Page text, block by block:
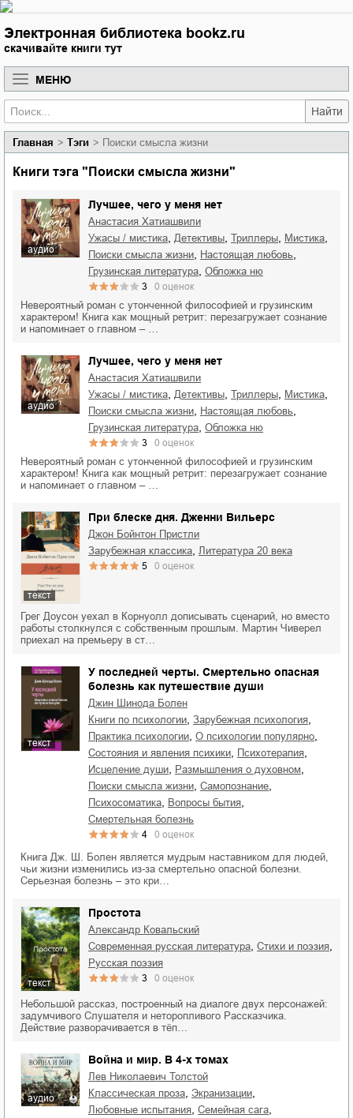
Электронная библиотека bookz.ru
скачивайте книги тут
МЕНЮ
Найти
Главная Тэги Поиски смысла жизни
Книги тэга "Поиски смысла жизни"
аудио
Лучшее, чего у меня нет
Анастасия Хатиашвили
ужасы / мистика
детективы триллеры мистика
поиски смысла жизни настоящая любовь
грузинская литература обложка ню
3 0 оценок
Невероятный роман с утонченной философией и грузинским
характером! Книга как мощный ретрит: перезагружает сознание
и напоминает о главном – …
аудио
Лучшее, чего у меня нет
Анастасия Хатиашвили
ужасы / мистика
детективы триллеры мистика
поиски смысла жизни настоящая любовь
грузинская литература обложка ню
3 0 оценок
Невероятный роман с утонченной философией и грузинским
характером! Книга как мощный ретрит: перезагружает сознание
и напоминает о главном – …
текст
При блеске дня. Дженни Вильерс
Джон Бойнтон Пристли
зарубежная классика
литература 20 века
5 0 оценок
Грег Доусон уехал в Корнуолл дописывать сценарий, но вместо
работы столкнулся с собственным прошлым. Мартин Чиверел
приехал на премьеру в ст…
текст
У последней черты. Смертельно опасная
болезнь как путешествие души
Джин Шинода Болен
книги по психологии, зарубежная психология,
практика психологии, о психологии популярно,
состояния и явления психики, психотерапия,
исцеление души, размышления о духовном,
поиски смысла жизни, самопознание,
психосоматика, вопросы бытия,
смертельная болезнь
4 0 оценок
Книга Дж. Ш. Болен является мудрым наставником для людей,
чьи жизни изменились из-за смертельно опасной болезни.
Серьезная болезнь – это кри…
текст
Простота
Александр Ковальский
современная русская литература, стихи и поэзия,
русская поэзия
3 0 оценок
Небольшой рассказ, построенный на диалоге двух персонажей:
задумчивого Слушателя и неторопливого Рассказчика.
Действие разворачивается в тёп…
аудио
Война и мир. В 4-х томах
Лев Николаевич Толстой
классическая проза
экранизации
любовные испытания семейная сага